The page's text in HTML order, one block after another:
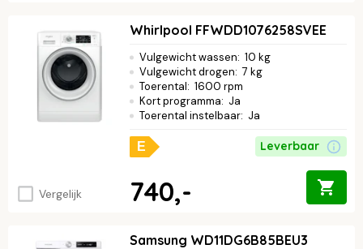
Vergelijk
Whirlpool FFWDD1076258SVEE
Vulgewicht wassen: 10 kg
Vulgewicht drogen: 7 kg
Toerental: 1600 rpm
Kort programma: Ja
Toerental instelbaar: Ja
E Leverbaar
740,-
Samsung WD11DG6B85BEU3